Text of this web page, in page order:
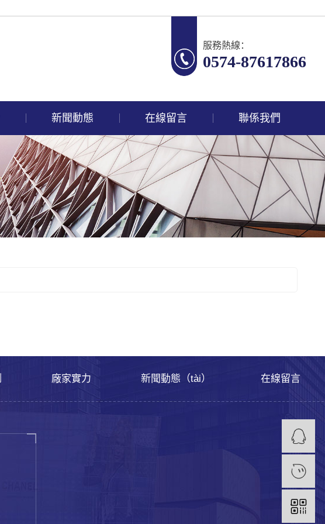
服務熱線：
0574-87617866
新聞動態 在線留言 聯係我們
廠家實力 新聞動態（tài） 在線留言